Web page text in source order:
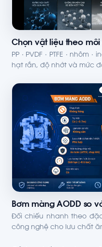
Chọn vật liệu theo
PP · PVDF · PTFE ·
hạt rắn, độ nhớt và mức
Bơm màng AODD so
Đối chiếu nhanh theo
công nghệ cho lưu chất